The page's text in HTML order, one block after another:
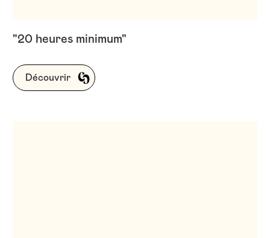
"20 heures minimum"
Découvrir